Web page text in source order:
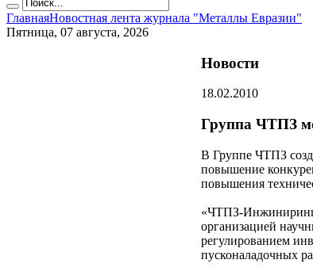
ГлавнаяНовостная лента журнала "Металлы Евразии"
Пятница, 07 августа, 2026
Новости
18.02.2010
Группа ЧТПЗ
В Группе ЧТПЗ
повышение
повышения
«ЧТПЗ-
организацией
регулированием
пусконаладочных